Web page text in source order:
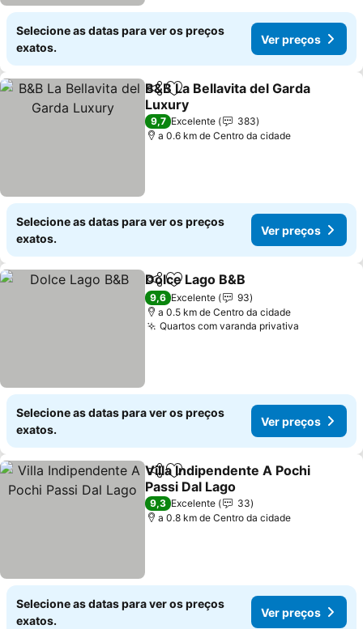
Selecione as datas para ver os preços
exatos.
Ver preços
PartilharAdicionar aos favoritos
B&B La Bellavita del Garda
Luxury
9,7 Excelente
383
a 0.6 km de Centro da cidade
Selecione as datas para ver os preços
exatos.
Ver preços
PartilharAdicionar aos favoritos
Dolce Lago B&B
9,6 Excelente
93
a 0.5 km de Centro da cidade
Quartos com varanda privativa
Selecione as datas para ver os preços
exatos.
Ver preços
PartilharAdicionar aos favoritos
Villa Indipendente A Pochi
Passi Dal Lago
9,3 Excelente
33
a 0.8 km de Centro da cidade
Selecione as datas para ver os preços
exatos.
Ver preços